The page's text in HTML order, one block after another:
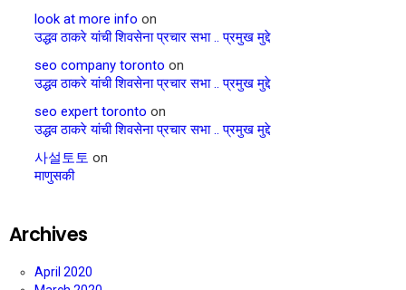
look at more info on
उद्धव ठाकरे यांची शिवसेना प्रचार सभा .. प्रमुख मुद्दे
seo company toronto on
उद्धव ठाकरे यांची शिवसेना प्रचार सभा .. प्रमुख मुद्दे
seo expert toronto on
उद्धव ठाकरे यांची शिवसेना प्रचार सभा .. प्रमुख मुद्दे
사설토토 on
माणुसकी
Archives
April 2020